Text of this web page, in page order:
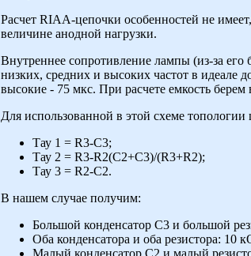
Расчет RIAA-цепочки особенностей не
величине анодной нагрузки.
Внутреннее сопротивление лампы (из-за
низких, средних и высоких частот в идеале
высокие - 75 мкс. При расчете емкость
Для использованной в этой схеме
Тау 1 = R3-C3;
Тау 2 = R3-R2(C2+C3)/(R3+R2);
Тау 3 = R2-C2.
В нашем случае получим:
Большой конденсатор C3 и большой
Оба конденсатора и оба резистора:
Малый конденсатор С2 и малый